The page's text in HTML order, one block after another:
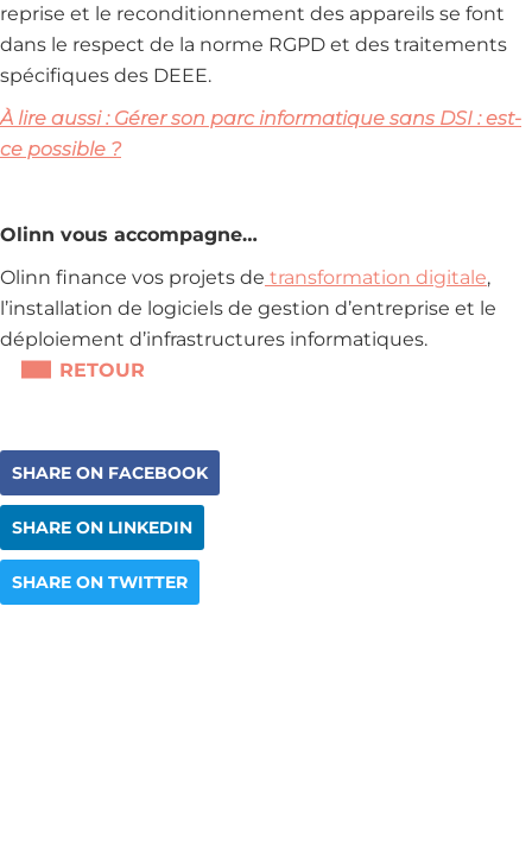
reprise et le reconditionnement des appareils se font
dans le respect de la norme RGPD et des traitements
spécifiques des DEEE.
À lire aussi : Gérer son parc informatique sans DSI : est-
ce possible ?
Olinn vous accompagne…
Olinn finance vos projets de transformation digitale,
l’installation de logiciels de gestion d’entreprise et le
déploiement d’infrastructures informatiques.
RETOUR
SHARE ON FACEBOOK
SHARE ON LINKEDIN
SHARE ON TWITTER